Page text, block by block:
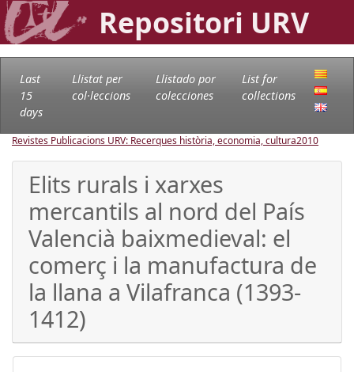
Repositori URV
Last
15
days
Llistat per
col·leccions
Llistado por
colecciones
List for
collections
Revistes Publicacions URV: Recerques història, economia, cultura2010
Elits rurals i xarxes
mercantils al nord del País
Valencià baixmedieval: el
comerç i la manufactura de
la llana a Vilafranca (1393-
1412)